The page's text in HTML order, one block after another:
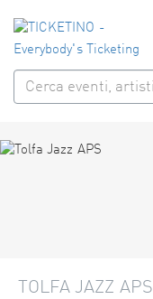
TOLFA JAZZ APS